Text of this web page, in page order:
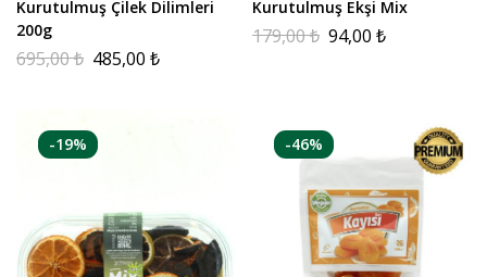
Kurutulmuş Çilek Dilimleri
200g
695,00₺ 485,00 ₺
Kurutulmuş Ekşi Mix
179,00₺ 94,00 ₺
-19% -46%